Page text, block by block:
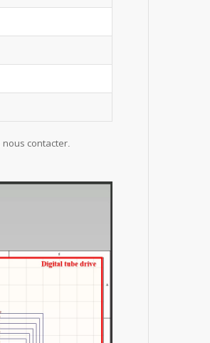
nous contacter.